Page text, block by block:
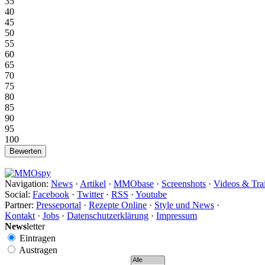
40
45
50
55
60
65
70
75
80
85
90
95
100
Navigation: News · Artikel · MMObase · Screenshots · Videos &
Social: Facebook · Twitter· RSS · Youtube
Partner: Presseportal · Rezepte Online · Style und News ·
Kontakt · Jobs · Datenschutzerklärung · Impressum
Newsletter
Eintragen
Austragen